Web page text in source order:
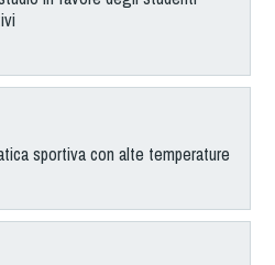
sportiva con alte temperature